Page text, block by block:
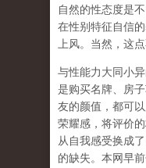
自然的性态度是
在性别特征自信
上风。当然，这
与性能力大同小
是购买名牌、房
友的颜值，都可
荣耀感，将评价
从自我感受换成
的缺失。本网早